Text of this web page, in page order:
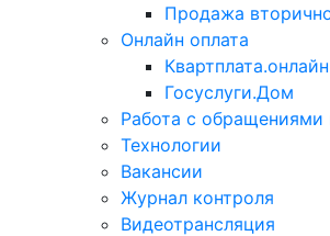
Продажа
Онлайн оплата
Квартплата.онлайн
Госуслуги.Дом
Работа с обращениями
Технологии
Вакансии
Журнал контроля
Видеотрансляция